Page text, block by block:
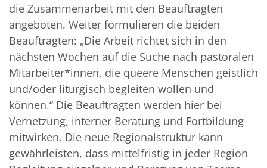
die Zusammenarbeit mit den Beauftragten
angeboten. Weiter formulieren die beiden
Beauftragten: „Die Arbeit richtet sich in den
nächsten Wochen auf die Suche nach pastoralen
Mitarbeiter*innen, die queere Menschen geistlich
und/oder liturgisch begleiten wollen und
können.“ Die Beauftragten werden hier bei
Vernetzung, interner Beratung und Fortbildung
mitwirken. Die neue Regionalstruktur kann
gewährleisten, dass mittelfristig in jeder Region